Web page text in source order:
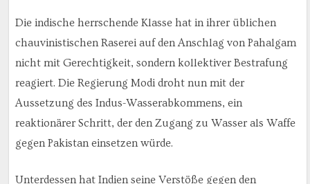
Die indische herrschende Klasse hat in ihrer üblichen
chauvinistischen Raserei auf den Anschlag von Pahalgam
nicht mit Gerechtigkeit, sondern kollektiver Bestrafung
reagiert. Die Regierung Modi droht nun mit der
Aussetzung des Indus-Wasserabkommens, ein
reaktionärer Schritt, der den Zugang zu Wasser als Waffe
gegen Pakistan einsetzen würde.
Unterdessen hat Indien seine Verstöße gegen den